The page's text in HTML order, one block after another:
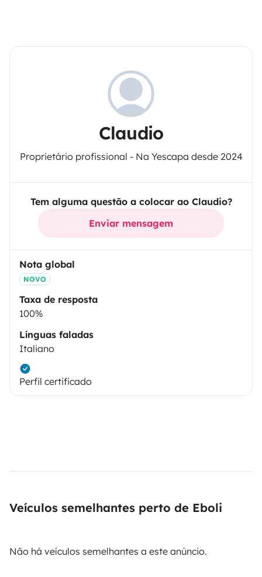
Claudio
Proprietário profissional - Na Yescapa desde 2024
Tem alguma questão a colocar ao Claudio?
Enviar mensagem
Nota global
NOVO
Taxa de resposta
100%
Línguas faladas
Italiano
Perfil certificado
Veículos semelhantes perto de Eboli
Não há veículos semelhantes a este anúncio.